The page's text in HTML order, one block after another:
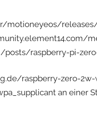
motioneyeos/releases/
raspberry-pi-
raspberry-zero-
an einer